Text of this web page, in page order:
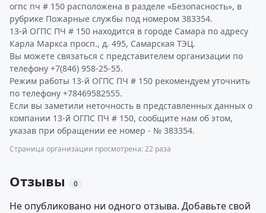
огпс пч # 150 расположена в разделе «Безопасность», в
рубрике Пожарные службы под номером 383354.
13-й ОГПС ПЧ # 150 находится в городе Самара по адресу
Карла Маркса просп., д. 495, Самарская ТЭЦ.
Вы можете связаться с представителем организации по
телефону +7(846) 958-25-55.
Режим работы 13-й ОГПС ПЧ # 150 рекомендуем уточнить
по телефону +78469582555.
Если вы заметили неточность в представленных данных о
компании 13-й ОГПС ПЧ # 150, сообщите нам об этом,
указав при обращении ее номер - № 383354.
Страница организации просмотрена: 22 раза
Отзывы 0
Не опубликовано ни одного отзыва. Добавьте свой